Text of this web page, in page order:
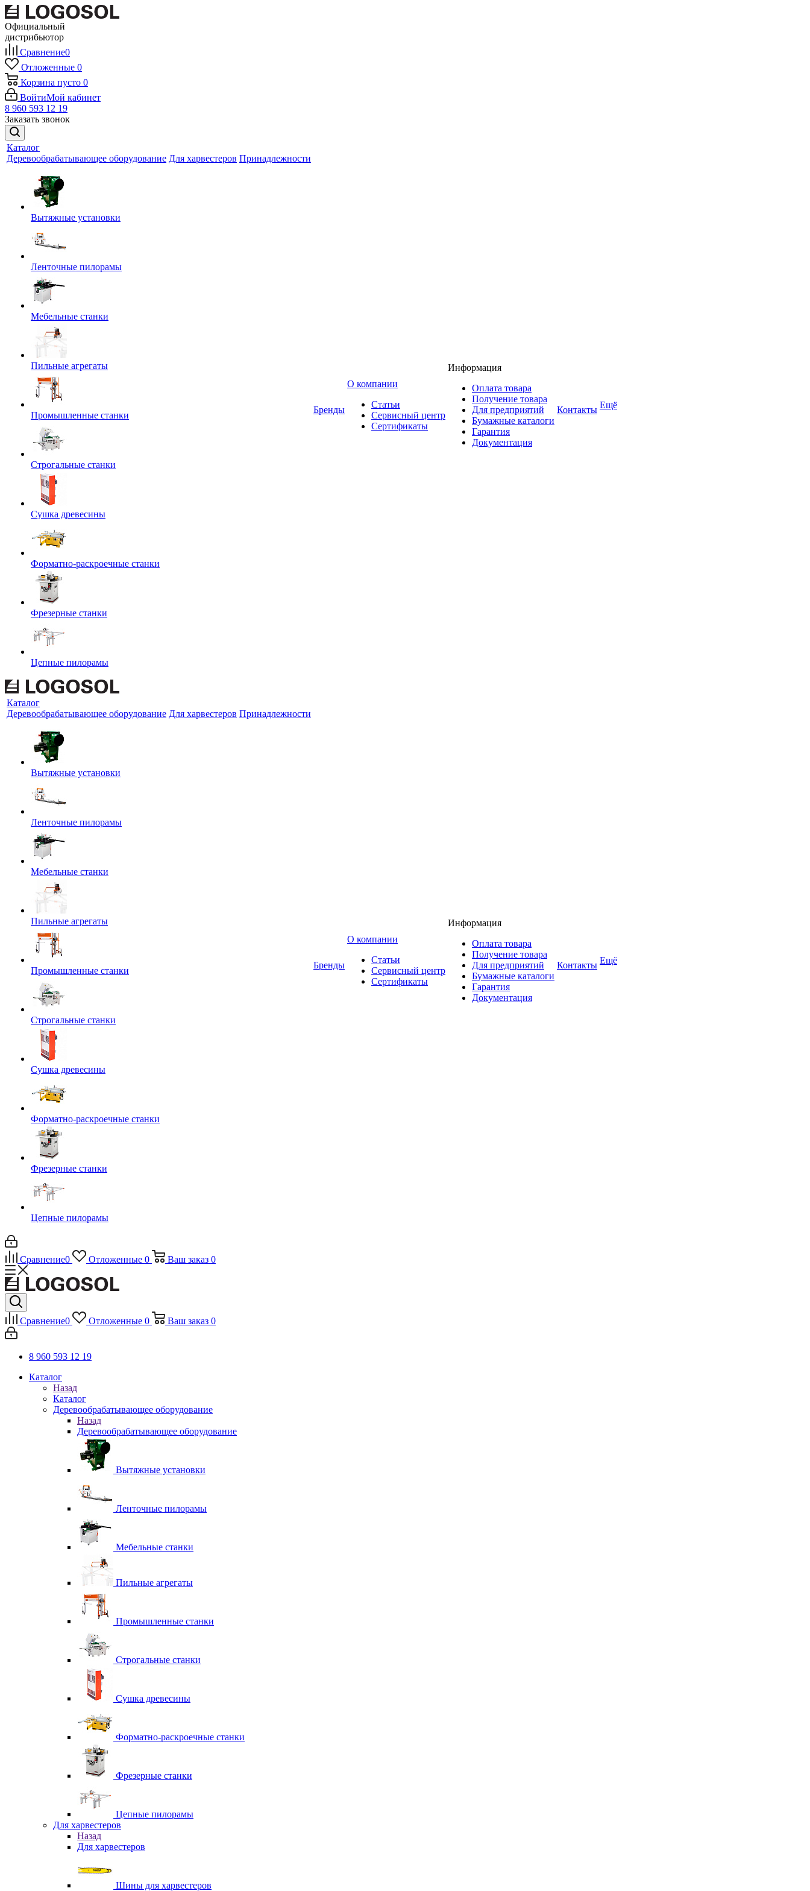
Официальный
дистрибьютор
Сравнение0
Отложенные 0
Корзина пусто 0
ВойтиМой кабинет
8 960 593 12 19
Заказать звонок
Каталог
Деревообрабатывающее оборудование Для харвестеров Принадлежности
Вытяжные установки
Ленточные пилорамы
Мебельные станки
Пильные агрегаты
Промышленные станки
Строгальные станки
Сушка древесины
Форматно-раскроечные станки
Фрезерные станки
Цепные пилорамы
Бренды
O компании
Статьи
Сервисный центр
Сертификаты
Информация
Оплата товара
Получение товара
Для предприятий
Бумажные каталоги
Гарантия
Документация
Контакты Ещё
Каталог
Деревообрабатывающее оборудование Для харвестеров Принадлежности
Вытяжные установки
Ленточные пилорамы
Мебельные станки
Пильные агрегаты
Промышленные станки
Строгальные станки
Сушка древесины
Форматно-раскроечные станки
Фрезерные станки
Цепные пилорамы
Бренды
O компании
Статьи
Сервисный центр
Сертификаты
Информация
Оплата товара
Получение товара
Для предприятий
Бумажные каталоги
Гарантия
Документация
Контакты Ещё
Сравнение0 Отложенные 0 Ваш заказ 0
Сравнение0 Отложенные 0 Ваш заказ 0
8 960 593 12 19
Каталог
Назад
Каталог
Деревообрабатывающее оборудование
Назад
Деревообрабатывающее оборудование
Вытяжные установки
Ленточные пилорамы
Мебельные станки
Пильные агрегаты
Промышленные станки
Строгальные станки
Сушка древесины
Форматно-раскроечные станки
Фрезерные станки
Цепные пилорамы
Для харвестеров
Назад
Для харвестеров
Шины для харвестеров